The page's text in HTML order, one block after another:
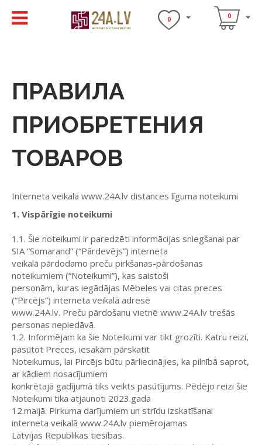
0 0
ПРАВИЛА
ПРИОБРЕТЕНИЯ
ТОВАРОВ
Interneta veikala www.24A.lv distances līguma noteikumi
1. Vispārīgie noteikumi
1.1. Šie noteikumi ir paredzēti informācijas sniegšanai par
SIA “Somarand” (“Pārdevējs”) interneta
veikalā pārdodamo preču pirkšanas-pārdošanas
noteikumiem (“Noteikumi”), kas saistoši
personām, kuras iegādājas Mēbeles vai citas preces
(“Pircējs”) interneta veikalā adresē
www.24A.lv. Preču pārdošanu vietnē www.24A.lv trešās
personas nepiedāvā.
1.2. Informējam ka šie Noteikumi var tikt grozīti. Katru reizi,
pasūtot Preces, iesakām pārskatīt
Noteikumus, lai Pircējs būtu pārliecinājies, ka pilnībā saprot,
ar kādiem nosacījumiem
konkrētajā gadījumā tiks veikts pasūtījums. Pēdējo reizi šie
Noteikumi tika atjaunoti 2023.gada
12.maijā. Pirkuma darījumiem un strīdu izskatīšanai
interneta veikalā www.24A.lv piemērojamas
Latvijas Republikas tiesības.